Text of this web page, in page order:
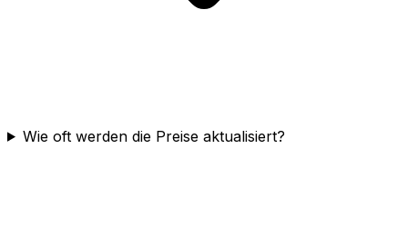
Wie oft werden die Preise aktualisiert?